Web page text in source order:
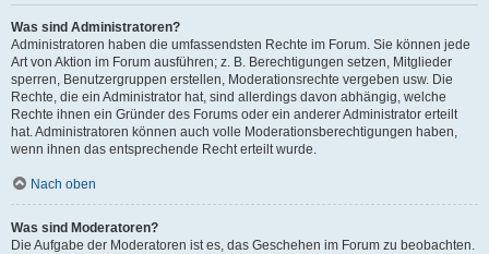
Was sind Administratoren?
Administratoren haben die umfassendsten Rechte im Forum. Sie können jede
Art von Aktion im Forum ausführen; z. B. Berechtigungen setzen, Mitglieder
sperren, Benutzergruppen erstellen, Moderationsrechte vergeben usw. Die
Rechte, die ein Administrator hat, sind allerdings davon abhängig, welche
Rechte ihnen ein Gründer des Forums oder ein anderer Administrator erteilt
hat. Administratoren können auch volle Moderationsberechtigungen haben,
wenn ihnen das entsprechende Recht erteilt wurde.
Nach oben
Was sind Moderatoren?
Die Aufgabe der Moderatoren ist es, das Geschehen im Forum zu beobachten.